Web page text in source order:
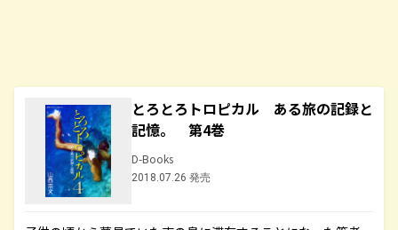
とろとろトロピカル ある旅の記録と
記憶。 第4巻
D-Books
2018.07.26 発売